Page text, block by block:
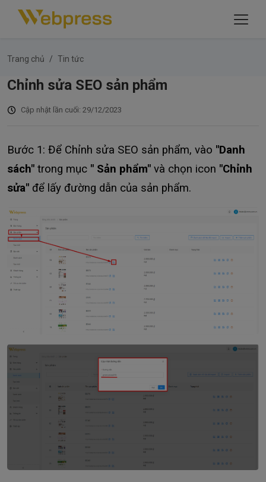
Trang chủ Tin tức
Chỉnh sửa SEO sản phẩm
Cập nhật lần cuối: 29/12/2023
Bước 1: Để Chỉnh sửa SEO sản phẩm, vào "Danh
sách" trong mục " Sản phẩm" và chọn icon "Chỉnh
sửa" để lấy đường dẫn của sản phẩm.